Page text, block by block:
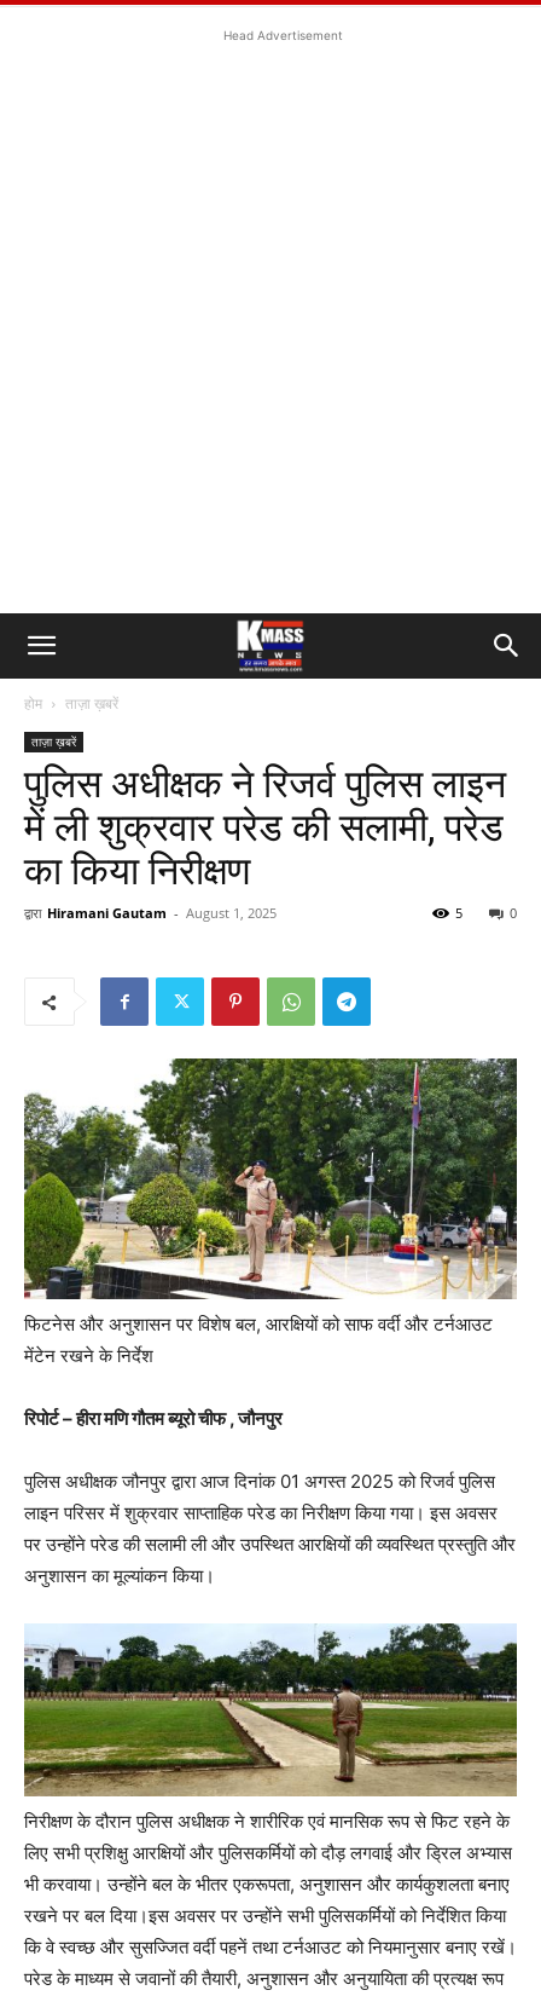
Head Advertisement
होम ताज़ा ख़बरें
ताज़ा ख़बरें
पुलिस अधीक्षक ने रिजर्व पुलिस लाइन
में ली शुक्रवार परेड की सलामी, परेड
का किया निरीक्षण
द्वारा Hiramani Gautam - August 1, 2025 0
5
फिटनेस और अनुशासन पर विशेष बल, आरक्षियों को साफ वर्दी और टर्नआउट
मेंटेन रखने के निर्देश
रिपोर्ट – हीरा मणि गौतम ब्यूरो चीफ , जौनपुर
पुलिस अधीक्षक जौनपुर द्वारा आज दिनांक 01 अगस्त 2025 को रिजर्व पुलिस
लाइन परिसर में शुक्रवार साप्ताहिक परेड का निरीक्षण किया गया। इस अवसर
पर उन्होंने परेड की सलामी ली और उपस्थित आरक्षियों की व्यवस्थित प्रस्तुति और
अनुशासन का मूल्यांकन किया।
निरीक्षण के दौरान पुलिस अधीक्षक ने शारीरिक एवं मानसिक रूप से फिट रहने के
लिए सभी प्रशिक्षु आरक्षियों और पुलिसकर्मियों को दौड़ लगवाई और ड्रिल अभ्यास
भी करवाया। उन्होंने बल के भीतर एकरूपता, अनुशासन और कार्यकुशलता बनाए
रखने पर बल दिया।इस अवसर पर उन्होंने सभी पुलिसकर्मियों को निर्देशित किया
कि वे स्वच्छ और सुसज्जित वर्दी पहनें तथा टर्नआउट को नियमानुसार बनाए रखें।
परेड के माध्यम से जवानों की तैयारी, अनुशासन और अनुयायिता की प्रत्यक्ष रूप